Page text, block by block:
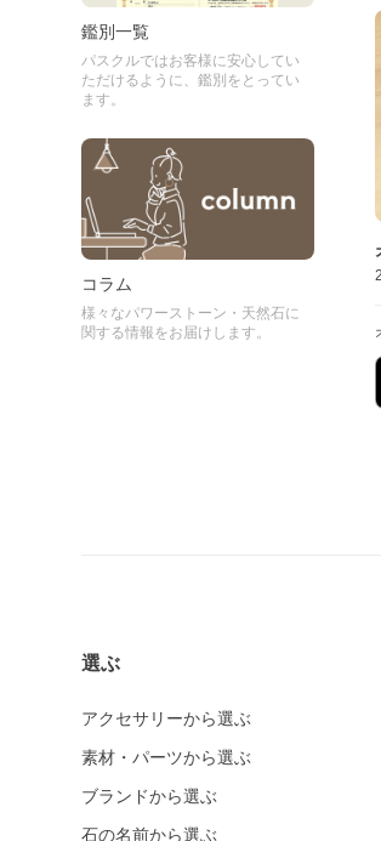
鑑別一覧
パスクルではお客様に安心してい
ただけるように、鑑別をとってい
ます。
コラム
様々なパワーストーン・天然石に
関する情報をお届けします。
選ぶ
アクセサリーから選ぶ
素材・パーツから選ぶ
ブランドから選ぶ
石の名前から選ぶ